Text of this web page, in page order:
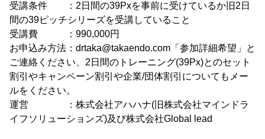
受講条件 ：2日間の39Pxを事前に受けているか旧2日
間の39ピッチシリーズを受講していること
受講費 ：990,000円
お申込み方法：drtaka@takaendo.com「参加詳細希望」と
ご連絡ください、2日間のトレーニング(39Px)とのセット
割引やキャンペーン割引や企業/団体割引についてもメー
ルをください。
運営 ：株式会社アハハナ(旧株式会社マインドラ
イフソリューションズ)及び株式会社Global lead